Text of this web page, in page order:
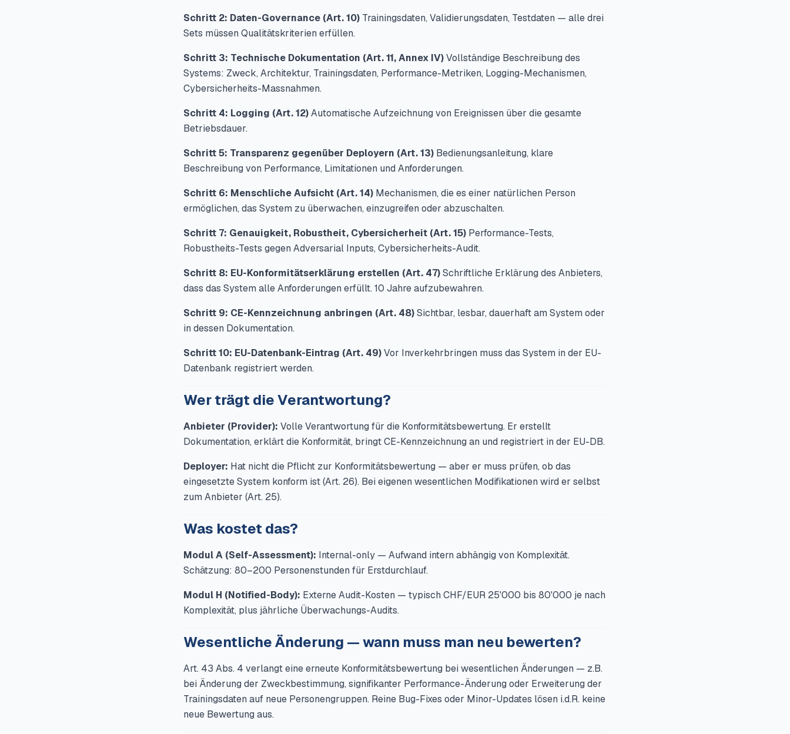
Schritt 2: Daten-Governance (Art. 10) Trainingsdaten, Validierungsdaten, Testdaten — alle drei
Sets müssen Qualitätskriterien erfüllen.
Schritt 3: Technische Dokumentation (Art. 11, Annex IV)Vollständige Beschreibung des
Systems: Zweck, Architektur, Trainingsdaten, Performance-Metriken, Logging-Mechanismen,
Cybersicherheits-Massnahmen.
Schritt 4: Logging (Art. 12)Automatische Aufzeichnung von Ereignissen über die gesamte
Betriebsdauer.
Schritt 5: Transparenz gegenüber Deployern (Art. 13) Bedienungsanleitung, klare
Beschreibung von Performance, Limitationen und Anforderungen.
Schritt 6: Menschliche Aufsicht (Art. 14) Mechanismen, die es einer natürlichen Person
ermöglichen, das System zu überwachen, einzugreifen oder abzuschalten.
Schritt 7: Genauigkeit, Robustheit, Cybersicherheit (Art. 15) Performance-Tests,
Robustheits-Tests gegen Adversarial Inputs, Cybersicherheits-Audit.
Schritt 8: EU-Konformitätserklärung erstellen (Art. 47)Schriftliche Erklärung des Anbieters,
dass das System alle Anforderungen erfüllt. 10 Jahre aufzubewahren.
Schritt 9: CE-Kennzeichnung anbringen (Art. 48)Sichtbar, lesbar, dauerhaft am System oder
in dessen Dokumentation.
Schritt 10: EU-Datenbank-Eintrag (Art. 49)Vor Inverkehrbringen muss das System in der EU-
Datenbank registriert werden.
Wer trägt die Verantwortung?
Anbieter (Provider): Volle Verantwortung für die Konformitätsbewertung. Er erstellt
Dokumentation, erklärt die Konformität, bringt CE-Kennzeichnung an und registriert in der EU-DB.
Deployer: Hat nicht die Pflicht zur Konformitätsbewertung — aber er muss prüfen, ob das
eingesetzte System konform ist (Art. 26). Bei eigenen wesentlichen Modifikationen wird er selbst
zum Anbieter (Art. 25).
Was kostet das?
Modul A (Self-Assessment): Internal-only — Aufwand intern abhängig von Komplexität.
Schätzung: 80–200 Personenstunden für Erstdurchlauf.
Modul H (Notified-Body): Externe Audit-Kosten — typisch CHF/EUR 25'000 bis 80'000 je nach
Komplexität, plus jährliche Überwachungs-Audits.
Wesentliche Änderung — wann muss man neu bewerten?
Art. 43 Abs. 4 verlangt eine erneute Konformitätsbewertung bei wesentlichen Änderungen — z.B.
bei Änderung der Zweckbestimmung, signifikanter Performance-Änderung oder Erweiterung der
Trainingsdaten auf neue Personengruppen. Reine Bug-Fixes oder Minor-Updates lösen i.d.R. keine
neue Bewertung aus.